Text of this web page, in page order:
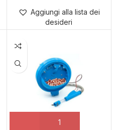
Aggiungi alla lista dei
desideri